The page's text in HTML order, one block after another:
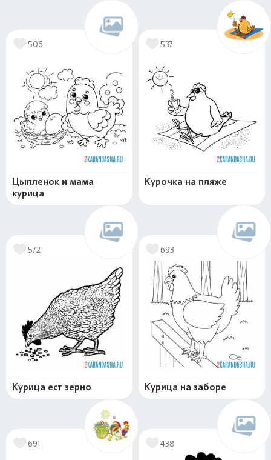
506
Цыпленок и мама
курица
537
Курочка на пляже
572
Курица ест зерно
693
Курица на заборе
691 438